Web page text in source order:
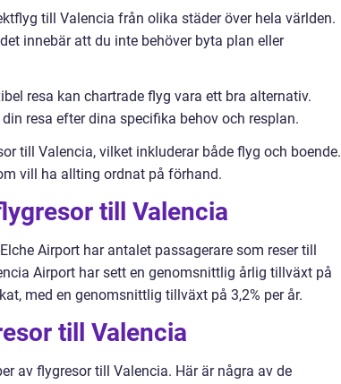
till Valencia från olika städer över hela världen.
innebär att du inte behöver byta plan eller
resa kan chartrade flyg vara ett bra alternativ.
resa efter dina specifika behov och resplan.
till Valencia, vilket inkluderar både flyg och boende.
vill ha allting ordnat på förhand.
till Valencia
Airport har antalet passagerare som reser till
Airport har sett en genomsnittlig årlig tillväxt på
med en genomsnittlig tillväxt på 3,2% per år.
till Valencia
av flygresor till Valencia. Här är några av de